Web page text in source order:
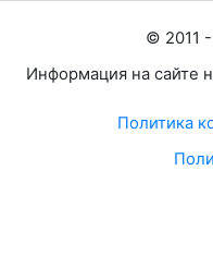
© 2011 -
Информация на сайте
Политика